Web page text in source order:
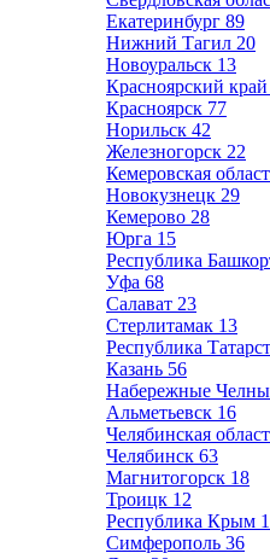
Екатеринбург 89
Нижний Тагил 20
Новоуральск 13
Красноярский край
Красноярск 77
Норильск 42
Железногорск 22
Кемеровская
Новокузнецк 29
Кемерово 28
Юрга 15
Республика
Уфа 68
Салават 23
Стерлитамак 13
Республика
Казань 56
Набережные Челны
Альметьевск 16
Челябинская
Челябинск 63
Магнитогорск 18
Троицк 12
Республика Крым
Симферополь 36